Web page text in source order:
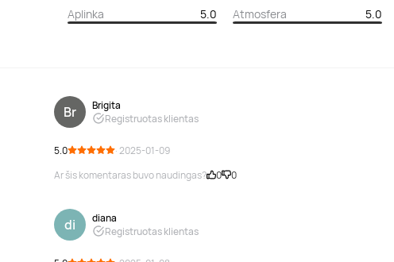
Aplinka 5.0 Atmosfera 5.0
Br
Brigita
Registruotas klientas
5.0
· 2025-01-09
Ar šis komentaras buvo naudingas?
0 0
di
diana
Registruotas klientas